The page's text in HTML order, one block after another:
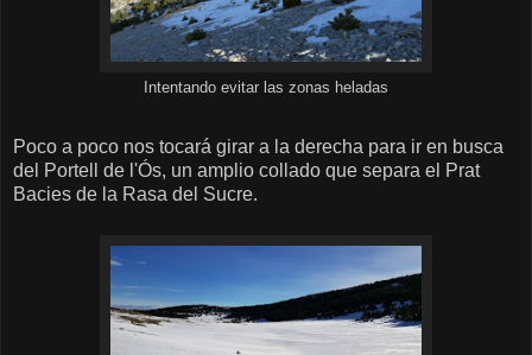
Intentando evitar las zonas heladas
Poco a poco nos tocará girar a la derecha para ir en busca
del Portell de l'Ós, un amplio collado que separa el Prat
Bacies de la Rasa del Sucre.